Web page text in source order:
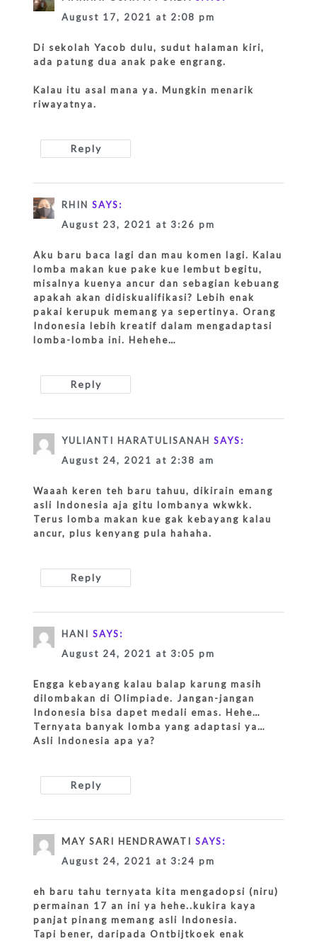
August 17, 2021 at 2:08 pm
Di sekolah Yacob dulu, sudut halaman kiri,
ada patung dua anak pake engrang.
Kalau itu asal mana ya. Mungkin menarik
riwayatnya.
Reply
RHIN SAYS:
August 23, 2021 at 3:26 pm
Aku baru baca lagi dan mau komen lagi. Kalau
lomba makan kue pake kue lembut begitu,
misalnya kuenya ancur dan sebagian kebuang
apakah akan didiskualifikasi? Lebih enak
pakai kerupuk memang ya sepertinya. Orang
Indonesia lebih kreatif dalam mengadaptasi
lomba-lomba ini. Hehehe…
Reply
YULIANTI HARATULISANAH SAYS:
August 24, 2021 at 2:38 am
Waaah keren teh baru tahuu, dikirain emang
asli Indonesia aja gitu lombanya wkwkk.
Terus lomba makan kue gak kebayang kalau
ancur, plus kenyang pula hahaha.
Reply
HANI SAYS:
August 24, 2021 at 3:05 pm
Engga kebayang kalau balap karung masih
dilombakan di Olimpiade. Jangan-jangan
Indonesia bisa dapet medali emas. Hehe…
Ternyata banyak lomba yang adaptasi ya…
Asli Indonesia apa ya?
Reply
MAY SARI HENDRAWATI SAYS:
August 24, 2021 at 3:24 pm
eh baru tahu ternyata kita mengadopsi (niru)
permainan 17 an ini ya hehe..kukira kaya
panjat pinang memang asli Indonesia.
Tapi bener, daripada Ontbijtkoek enak